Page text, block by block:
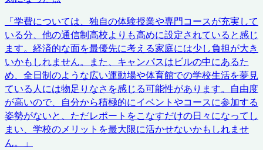
「学費については、独自の体験授業や専門コースが充実して
いる分、他の通信制高校よりも高めに設定されていると感じ
ます。経済的な面を最優先に考える家庭には少し負担が大き
いかもしれません。また、キャンパスはビルの中にあるた
め、全日制のような広い運動場や体育館での学校生活を夢見
ている人には物足りなさを感じる可能性があります。自由度
が高いので、自分から積極的にイベントやコースに参加する
姿勢がないと、ただレポートをこなすだけの日々になってし
まい、学校のメリットを最大限に活かせないかもしれませ
ん。
」